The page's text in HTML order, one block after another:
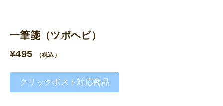
一筆箋（ツボヘビ）
¥495 （税込）
クリックポスト対応商品